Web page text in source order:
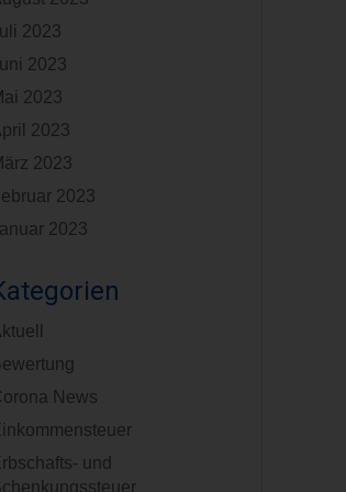
2023
2023
2023
2023
2023
2023
2023
News
und